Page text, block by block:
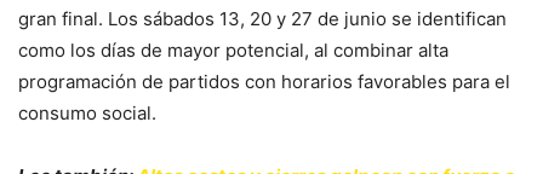
gran final. Los sábados 13, 20 y 27 de junio se identifican
como los días de mayor potencial, al combinar alta
programación de partidos con horarios favorables para el
consumo social.